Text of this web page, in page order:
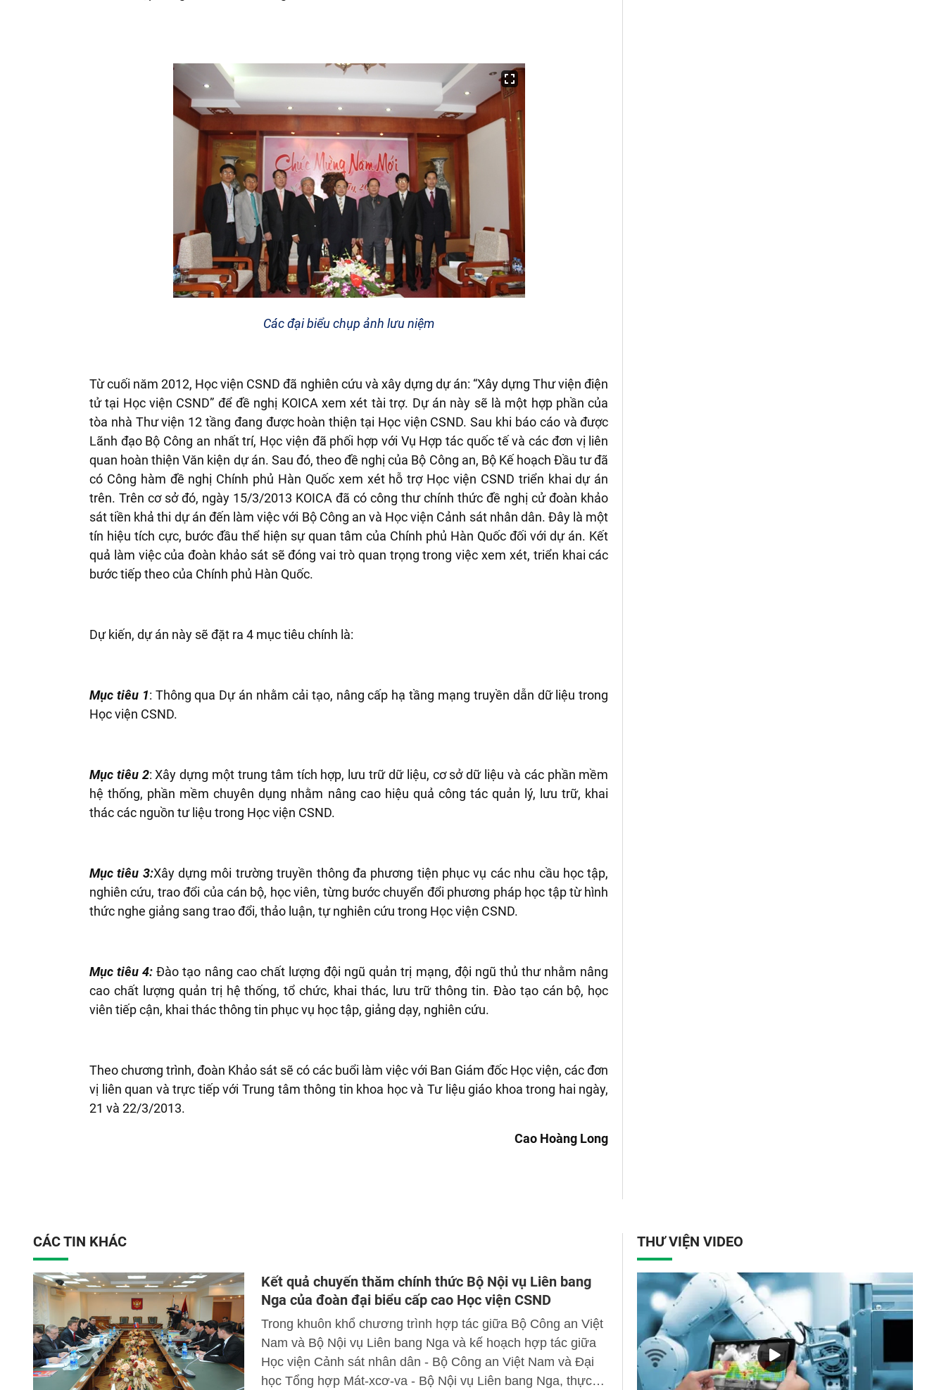
Các đại biểu chụp ảnh lưu niệm
Từ cuối năm 2012, Học viện CSND đã nghiên cứu và xây dựng dự án: “Xây dựng Thư viện điện
tử tại Học viện CSND” để đề nghị KOICA xem xét tài trợ. Dự án này sẽ là một hợp phần của
tòa nhà Thư viện 12 tầng đang được hoàn thiện tại Học viện CSND. Sau khi báo cáo và được
Lãnh đạo Bộ Công an nhất trí, Học viện đã phối hợp với Vụ Hợp tác quốc tế và các đơn vị liên
quan hoàn thiện Văn kiện dự án. Sau đó, theo đề nghị của Bộ Công an, Bộ Kế hoạch Đầu tư đã
có Công hàm đề nghị Chính phủ Hàn Quốc xem xét hỗ trợ Học viện CSND triển khai dự án
trên. Trên cơ sở đó, ngày 15/3/2013 KOICA đã có công thư chính thức đề nghị cử đoàn khảo
sát tiền khả thi dự án đến làm việc với Bộ Công an và Học viện Cảnh sát nhân dân. Đây là một
tín hiệu tích cực, bước đầu thể hiện sự quan tâm của Chính phủ Hàn Quốc đối với dự án. Kết
quả làm việc của đoàn khảo sát sẽ đóng vai trò quan trọng trong việc xem xét, triển khai các
bước tiếp theo của Chính phủ Hàn Quốc.
Dự kiến, dự án này sẽ đặt ra 4 mục tiêu chính là:
Mục tiêu 1: Thông qua Dự án nhằm cải tạo, nâng cấp hạ tầng mạng truyền dẫn dữ liệu trong
Học viện CSND.
Mục tiêu 2: Xây dựng một trung tâm tích hợp, l ưu trữ dữ liệu, cơ sở dữ liệu và các phần mềm
hệ thống, phần mềm chuyên dụng nhằm nâng cao hiệu quả công tác quản lý, l ưu trữ, khai
thác các nguồn tư liệu trong Học viện CSND.
Mục tiêu 3:Xây dựng môi trường truyền thông đa phương tiện phục vụ các nhu cầu học tập,
nghiên cứu, trao đổi của cán bộ, học viên, từng bước chuyển đổi phương pháp học tập từ hình
thức nghe giảng sang trao đổi, thảo luận, tự nghiên cứu trong Học viện CSND.
Mục tiêu 4:Đào tạo nâng cao chất l ượng đội ngũ quản trị mạng, đội ngũ thủ thư nhằm nâng
cao chất lượng quản trị hệ thống, tổ chức, khai thác, lưu trữ thông tin. Đào tạo cán bộ, học
viên tiếp cận, khai thác thông tin phục vụ học tập, giảng dạy, nghiên cứu.
Theo chương trình, đoàn Khảo sát sẽ có các buổi làm việc với Ban Giám đốc Học viện, các đơn
vị liên quan và trực tiếp với Trung tâm thông tin khoa học và Tư liệu giáo khoa trong hai ngày,
21 và 22/3/2013.
Cao Hoàng Long
CÁC TIN KHÁC
Kết quả chuyến thăm chính thức Bộ Nội vụ Liên bang
Nga của đoàn đại biểu cấp cao Học viện CSND
Trong khuôn khổ chương trình hợp tác giữa Bộ Công an Việt
Nam và Bộ Nội vụ Liên bang Nga và kế hoạch hợp tác giữa
Học viện Cảnh sát nhân dân - Bộ Công an Việt Nam và Đại
học Tổng hợp Mát-xcơ-va - Bộ Nội vụ Liên bang Nga, thực
THƯ VIỆN VIDEO